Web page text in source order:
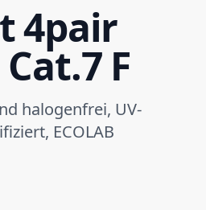
4pair
F
halogenfrei, UV-
ECOLAB